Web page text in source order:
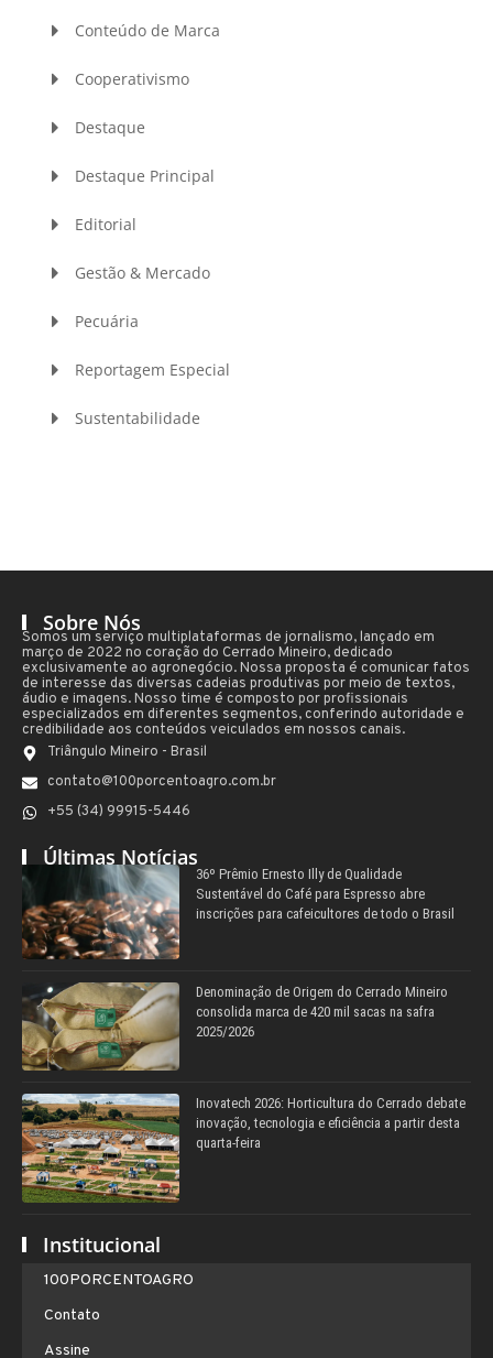
Conteúdo de Marca
Cooperativismo
Destaque
Destaque Principal
Editorial
Gestão & Mercado
Pecuária
Reportagem Especial
Sustentabilidade
Sobre Nós
Somos um serviço multiplataformas de jornalismo, lançado em
março de 2022 no coração do Cerrado Mineiro, dedicado
exclusivamente ao agronegócio. Nossa proposta é comunicar fatos
de interesse das diversas cadeias produtivas por meio de textos,
áudio e imagens. Nosso time é composto por profissionais
especializados em diferentes segmentos, conferindo autoridade e
credibilidade aos conteúdos veiculados em nossos canais.
Triângulo Mineiro - Brasil
contato@100porcentoagro.com.br
+55 (34) 99915-5446
Últimas Notícias
36º Prêmio Ernesto Illy de Qualidade
Sustentável do Café para Espresso abre
inscrições para cafeicultores de todo o Brasil
Denominação de Origem do Cerrado Mineiro
consolida marca de 420 mil sacas na safra
2025/2026
Inovatech 2026: Horticultura do Cerrado debate
inovação, tecnologia e eficiência a partir desta
quarta-feira
Institucional
100PORCENTOAGRO
Contato
Assine